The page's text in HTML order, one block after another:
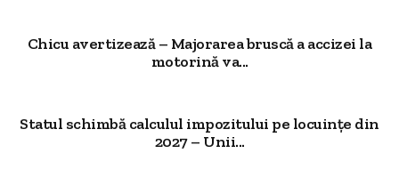
Chicu avertizează – Majorarea bruscă a accizei la
motorină va...
Statul schimbă calculul impozitului pe locuințe din
2027 – Unii...